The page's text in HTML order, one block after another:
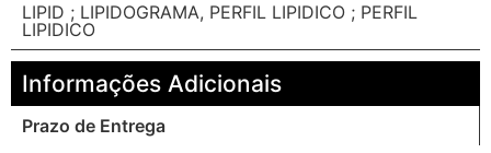
LIPID ; LIPIDOGRAMA, PERFIL LIPIDICO ; PERFIL
LIPIDICO
Informações Adicionais
Prazo de Entrega